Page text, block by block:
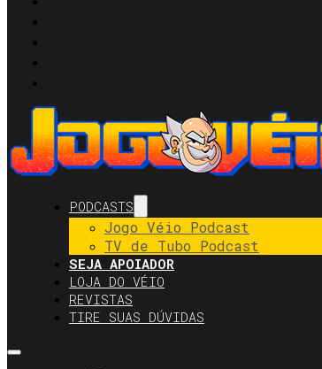
PODCASTS
Jogo Véio Podcast
TV de Tubo Podcast
SEJA APOIADOR
LOJA DO VÉIO
REVISTAS
TIRE SUAS DÚVIDAS